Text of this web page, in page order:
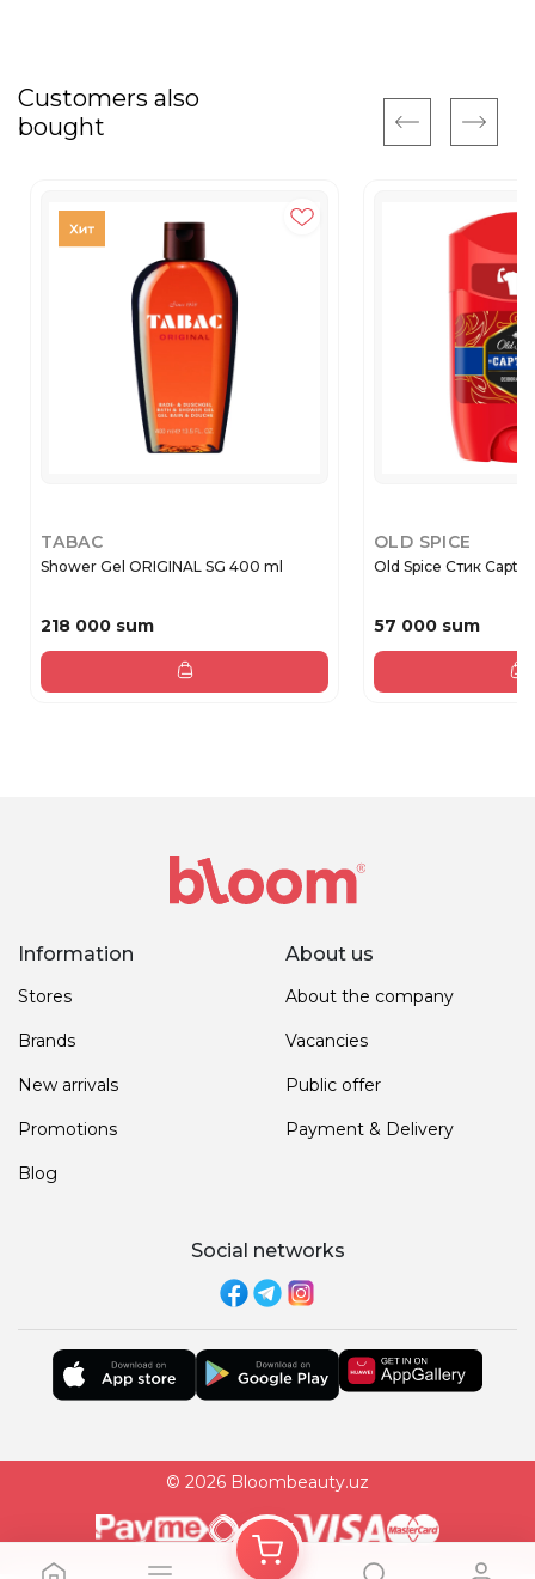
Customers also
bought
TABAC
Shower Gel ORIGINAL SG 400 ml
218 000 sum
OLD SPICE
Old Spice Стик
57 000 sum
Information
Stores
Brands
New arrivals
Promotions
Blog
About us
About the company
Vacancies
Public offer
Payment & Delivery
Social networks
© 2026 Bloombeauty.uz